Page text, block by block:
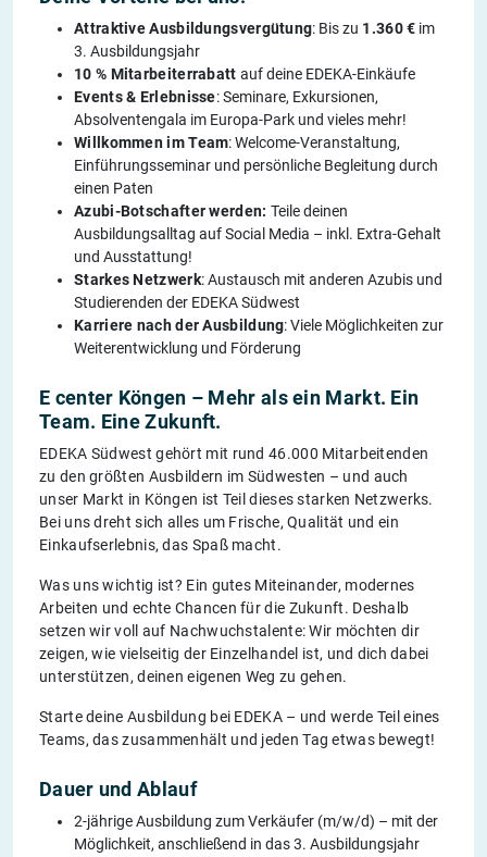
Attraktive Ausbildungsvergütung: Bis zu 1.360 € im
3. Ausbildungsjahr
10 % Mitarbeiterrabatt auf deine EDEKA-Einkäufe
Events & Erlebnisse: Seminare, Exkursionen,
Absolventengala im Europa-Park und vieles mehr!
Willkommen im Team: Welcome-Veranstaltung,
Einführungsseminar und persönliche Begleitung durch
einen Paten
Azubi-Botschafter werden: Teile deinen
Ausbildungsalltag auf Social Media – inkl. Extra-Gehalt
und Ausstattung!
Starkes Netzwerk: Austausch mit anderen Azubis und
Studierenden der EDEKA Südwest
Karriere nach der Ausbildung: Viele Möglichkeiten zur
Weiterentwicklung und Förderung
E center Köngen – Mehr als ein Markt. Ein
Team. Eine Zukunft.
EDEKA Südwest gehört mit rund 46.000 Mitarbeitenden
zu den größten Ausbildern im Südwesten – und auch
unser Markt in Köngen ist Teil dieses starken Netzwerks.
Bei uns dreht sich alles um Frische, Qualität und ein
Einkaufserlebnis, das Spaß macht.
Was uns wichtig ist? Ein gutes Miteinander, modernes
Arbeiten und echte Chancen für die Zukunft. Deshalb
setzen wir voll auf Nachwuchstalente: Wir möchten dir
zeigen, wie vielseitig der Einzelhandel ist, und dich dabei
unterstützen, deinen eigenen Weg zu gehen.
Starte deine Ausbildung bei EDEKA – und werde Teil eines
Teams, das zusammenhält und jeden Tag etwas bewegt!
Dauer und Ablauf
2-jährige Ausbildung zum Verkäufer (m/w/d) – mit der
Möglichkeit, anschließend in das 3. Ausbildungsjahr